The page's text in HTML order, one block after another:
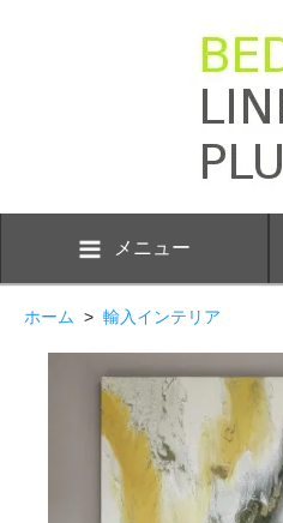
メニュー
ホーム > 輸入インテリア